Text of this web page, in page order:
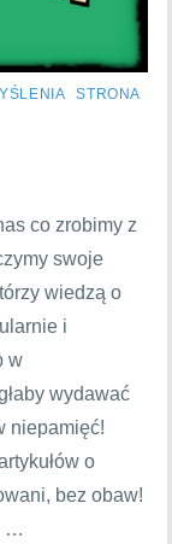
STRONA
co zrobimy z
swoje
wiedzą o
i
w
wydawać
niepamięć!
o
bez obaw!
…